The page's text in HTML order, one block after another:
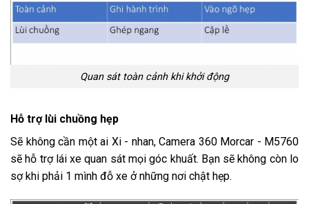
Quan sát toàn cảnh khi khởi động
Hỗ trợ lùi chuồng hẹp
Sẽ không cần một ai Xi - nhan, Camera 360 Morcar - M5760
sẽ hỗ trợ lái xe quan sát mọi góc khuất. Bạn sẽ không còn lo
sợ khi phải 1 mình đỗ xe ở những nơi chật hẹp.